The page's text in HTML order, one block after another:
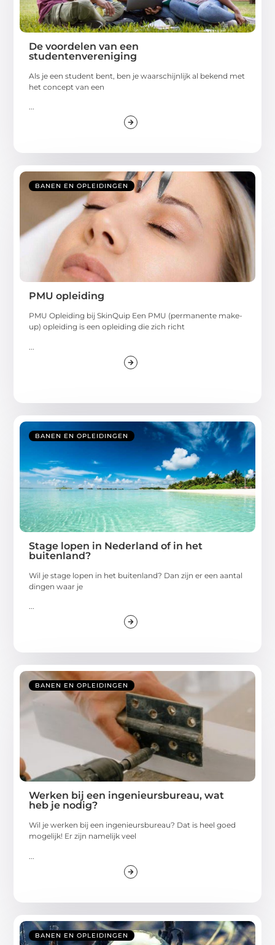
De voordelen van een
studentenvereniging
Als je een student bent, ben je waarschijnlijk al bekend met
het concept van een
...
BANEN EN OPLEIDINGEN
PMU opleiding
PMU Opleiding bij SkinQuip Een PMU (permanente make-
up) opleiding is een opleiding die zich richt
BANEN EN OPLEIDINGEN
Stage lopen in Nederland of in het
buitenland?
Wil je stage lopen in het buitenland? Dan zijn er een aantal
dingen waar je
...
BANEN EN OPLEIDINGEN
Werken bij een ingenieursbureau, wat
heb je nodig?
Wil je werken bij een ingenieursbureau? Dat is heel goed
mogelijk! Er zijn namelijk veel
BANEN EN OPLEIDINGEN